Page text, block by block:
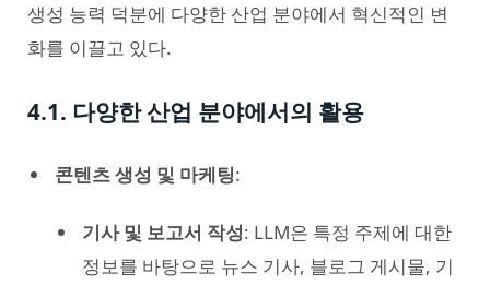
생성 능력 덕분에 다양한 산업 분야에서 혁신적인 변
화를 이끌고 있다.
4.1. 다양한 산업 분야에서의 활용
콘텐츠 생성 및 마케팅:
기사 및 보고서 작성: LLM은 특정 주제에 대한
정보를 바탕으로 뉴스 기사, 블로그 게시물, 기